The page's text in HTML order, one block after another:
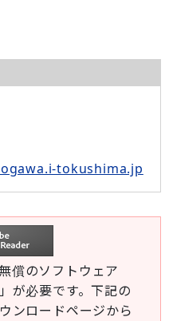
tokushima.jp
償のソフトウェア
が必要です。下記の
ロードページから